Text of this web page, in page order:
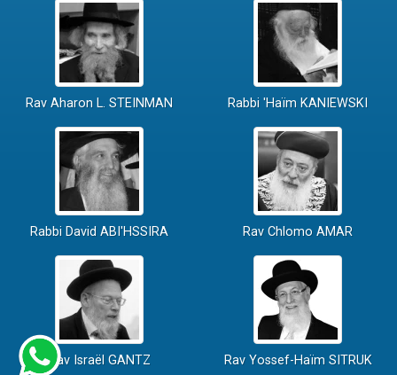
Rav Aharon L. STEINMAN Rabbi 'Haïm KANIEWSKI
Rabbi David ABI'HSSIRA Rav Chlomo AMAR
Rav Israël GANTZ Rav Yossef-Haïm SITRUK